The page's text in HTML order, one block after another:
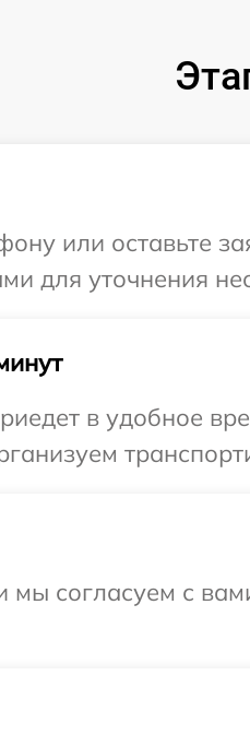
или оставьте
для уточнения
в удобное
мы согласуем с